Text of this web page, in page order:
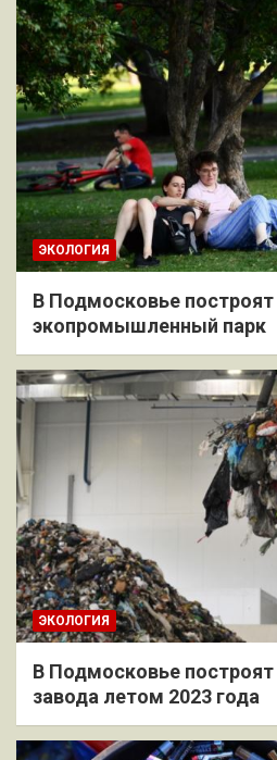
ЭКОЛОГИЯ
В Подмосковье построят
экопромышленный парк
ЭКОЛОГИЯ
В Подмосковье
завода летом 2023 года